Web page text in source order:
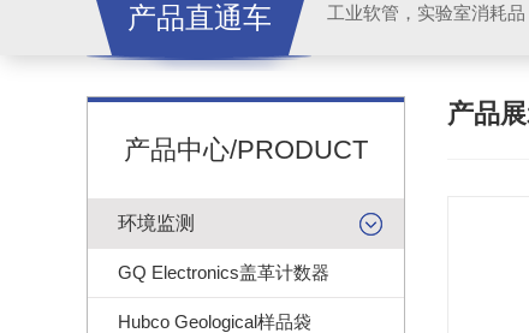
产品直通车 工业软管，实验室消耗品
产品中心/PRODUCT
环境监测
GQ Electronics盖革计数器
Hubco Geological样品袋
产品